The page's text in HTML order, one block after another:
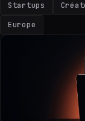
Startups
Europe